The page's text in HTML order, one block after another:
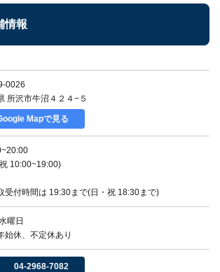
情報
0026
所沢市牛沼４２４−５
Mapで見る
10:00~19:00)
受付時間は 19:30まで(日・祝 18:30まで)
曜日
始休、不定休あり
04-2968-7082